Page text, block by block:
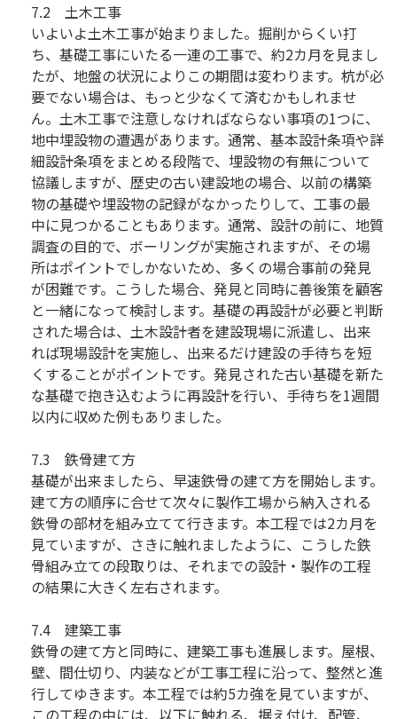
7.2 土木工事
いよいよ土木工事が始まりました。掘削からくい打
ち、基礎工事にいたる一連の工事で、約2カ月を見まし
たが、地盤の状況によりこの期間は変わります。杭が必
要でない場合は、もっと少なくて済むかもしれませ
ん。土木工事で注意しなければならない事項の1つに、
地中埋設物の遭遇があります。通常、基本設計条項や詳
細設計条項をまとめる段階で、埋設物の有無について
協議しますが、歴史の古い建設地の場合、以前の構築
物の基礎や埋設物の記録がなかったりして、工事の最
中に見つかることもあります。通常、設計の前に、地質
調査の目的で、ボーリングが実施されますが、その場
所はポイントでしかないため、多くの場合事前の発見
が困難です。こうした場合、発見と同時に善後策を顧客
と一緒になって検討します。基礎の再設計が必要と判断
された場合は、土木設計者を建設現場に派遣し、出来
れば現場設計を実施し、出来るだけ建設の手待ちを短
くすることがポイントです。発見された古い基礎を新た
な基礎で抱き込むように再設計を行い、手待ちを1週間
以内に収めた例もありました。
7.3 鉄骨建て方
基礎が出来ましたら、早速鉄骨の建て方を開始します。
建て方の順序に合せて次々に製作工場から納入される
鉄骨の部材を組み立てて行きます。本工程では2カ月を
見ていますが、さきに触れましたように、こうした鉄
骨組み立ての段取りは、それまでの設計・製作の工程
の結果に大きく左右されます。
7.4 建築工事
鉄骨の建て方と同時に、建築工事も進展します。屋根、
壁、間仕切り、内装などが工事工程に沿って、整然と進
行してゆきます。本工程では約5カ強を見ていますが、